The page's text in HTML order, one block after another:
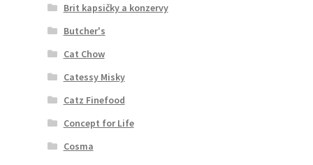
Brit kapsičky a konzervy
Butcher's
Cat Chow
Catessy Misky
Catz Finefood
Concept for Life
Cosma